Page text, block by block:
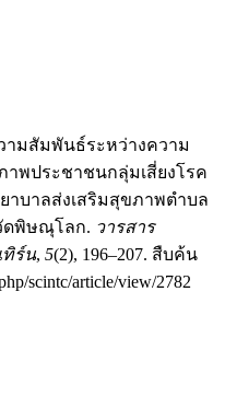
ามสัมพันธ์ระหว่างความ
พประชาชนกลุ่มเสี่ยงโรค
าบาลส่งเสริมสุขภาพตำบล
ดพิษณุโลก. วารสาร
ทิร์น, 5(2), 196–207. สืบค้น
scintc/article/view/2782